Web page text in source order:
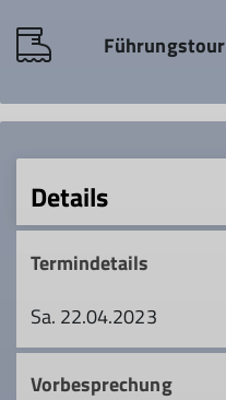
Führungstour
Details
Termindetails
Sa. 22.04.2023
Vorbesprechung